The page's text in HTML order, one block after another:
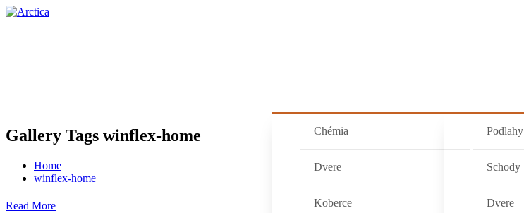
Chémia
Dvere
Koberce
Podlahy
Schody
Dvere
Gallery Tags winflex-home
Home
winflex-home
Read More